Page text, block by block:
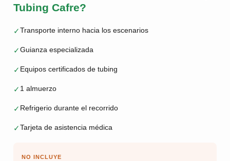
Tubing Cafre?
✓Transporte interno hacia los escenarios
✓Guianza especializada
✓ Equipos certificados de tubing
✓ 1 almuerzo
✓ Refrigerio durante el recorrido
✓Tarjeta de asistencia médica
NO INCLUYE